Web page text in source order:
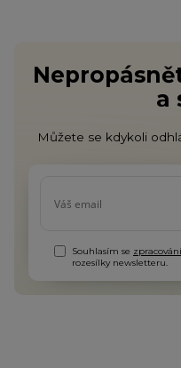
a
Můžete se kdykoli
Souhlasím se
rozesílky newsletteru.